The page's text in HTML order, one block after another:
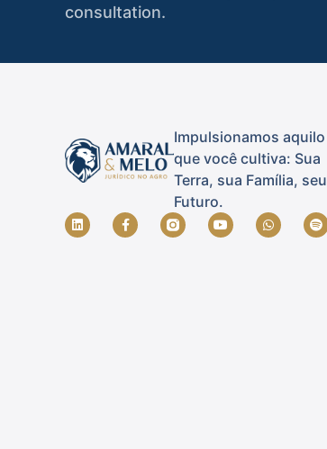
consultation.
Impulsionamos aquilo
que você cultiva: Sua
Terra, sua Família, seu
Futuro.